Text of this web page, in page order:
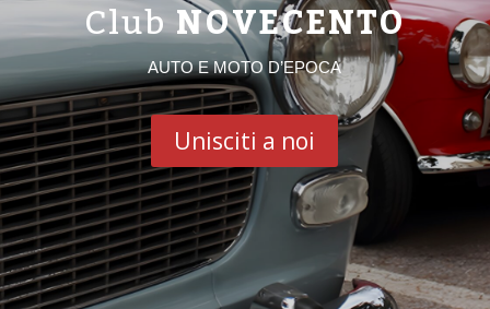
ClubNOVECENTO
AUTO E MOTO D’EPOCA
Unisciti a noi